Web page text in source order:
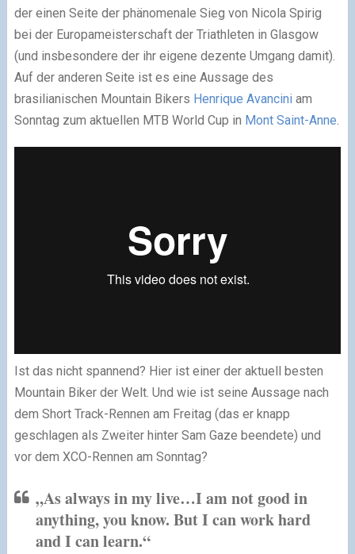
der einen Seite der phänomenale Sieg von Nicola Spirig
bei der Europameisterschaft der Triathleten in Glasgow
(und insbesondere der ihr eigene dezente Umgang damit).
Auf der anderen Seite ist es eine Aussage des
brasilianischen Mountain Bikers Henrique Avancini am
Sonntag zum aktuellen MTB World Cup in Mont Saint-Anne
Ist das nicht spannend? Hier ist einer der aktuell besten
Mountain Biker der Welt. Und wie ist seine Aussage nach
dem Short Track-Rennen am Freitag (das er knapp
geschlagen als Zweiter hinter Sam Gaze beendete) und
vor dem XCO-Rennen am Sonntag?
„As always in my live…I am not good in
anything, you know. But I can work hard
and I can learn.“